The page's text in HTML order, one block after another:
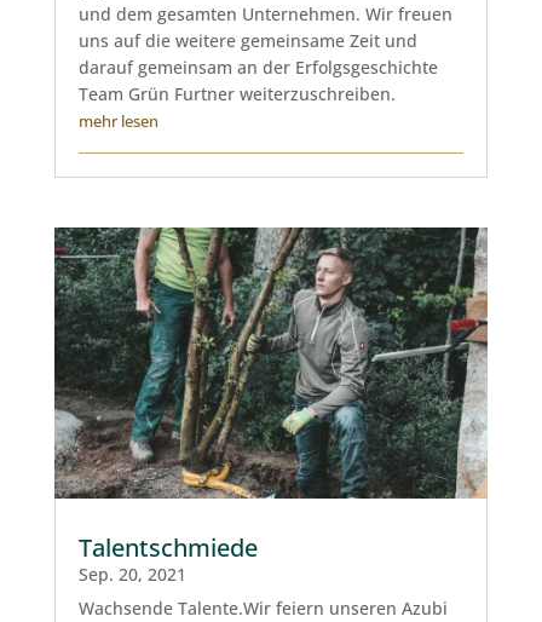
und dem gesamten Unternehmen. Wir freuen
uns auf die weitere gemeinsame Zeit und
darauf gemeinsam an der Erfolgsgeschichte
Team Grün Furtner weiterzuschreiben.
mehr lesen
Talentschmiede
Sep. 20, 2021
Wachsende Talente.Wir feiern unseren Azubi